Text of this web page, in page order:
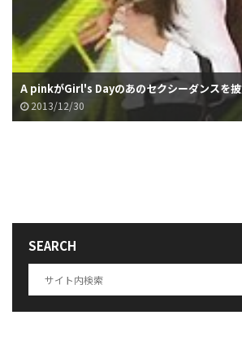
A pinkがGirl's Dayのあのセクシーダンスを
2013/12/30
SEARCH